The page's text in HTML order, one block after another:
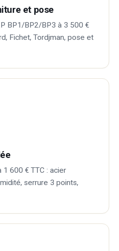
et pose
BP1/BP2/BP3 à 3 500 €
Fichet, Tordjman, pose et
600 € TTC : acier
serrure 3 points,